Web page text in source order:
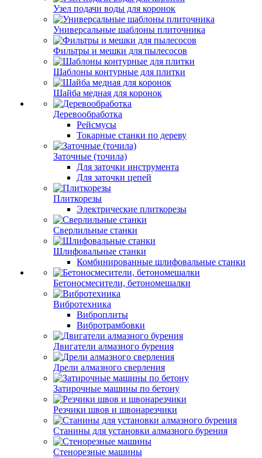
Узел подачи воды для коронок
Универсальные шаблоны плиточника
Фильтры и мешки для пылесосов
Шаблоны контурные для плитки
Шайба медная для коронок
Деревообработка
Рейсмусы
Токарные станки по дереву
Заточные (точила)
Для заточки инструмента
Для заточки цепей
Плиткорезы
Электрические плиткорезы
Сверлильные станки
Шлифовальные станки
Комбинированные шлифовальные станки
Бетоносмесители, бетономешалки
Вибротехника
Виброплиты
Вибротрамбовки
Двигатели алмазного бурения
Дрели алмазного сверления
Затирочные машины по бетону
Резчики швов и швонарезчики
Станины для установки алмазного бурения
Стенорезные машины